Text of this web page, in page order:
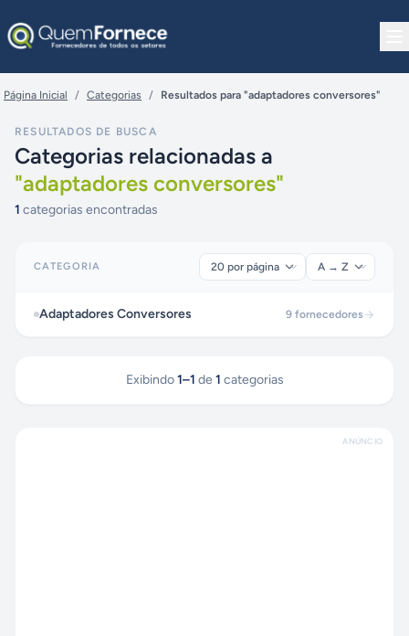
Página Inicial / Categorias / Resultados para "adaptadores conversores"
RESULTADOS DE BUSCA
Categorias relacionadas a
"adaptadores conversores"
1 categorias encontradas
CATEGORIA
Adaptadores Conversores 9 fornecedores
Exibindo 1–1 de 1 categorias
ANÚNCIO